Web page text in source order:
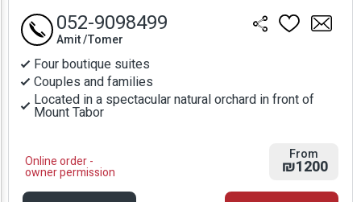
Four boutique suites
Couples and families
Located in a spectacular natural orchard in front of
Mount Tabor
Online order -
owner permission
052-9098499
Amit /Tomer
From
₪1200